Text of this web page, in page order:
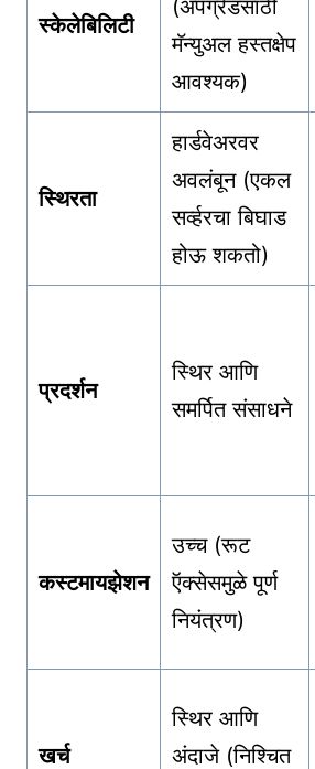
स्केलेबिलिटी
(अपग्रेडसाठी
मॅन्युअल हस्तक्षेप
आवश्यक)
स्थिरता
हार्डवेअरवर
अवलंबून (एकल
सर्व्हरचा बिघाड
होऊ शकतो)
प्रदर्शन
स्थिर आणि
समर्पित संसाधने
कस्टमायझेशन
उच्च (रूट
ऍक्सेसमुळे पूर्ण
नियंत्रण)
खर्च
स्थिर आणि
अंदाजे (निश्चित